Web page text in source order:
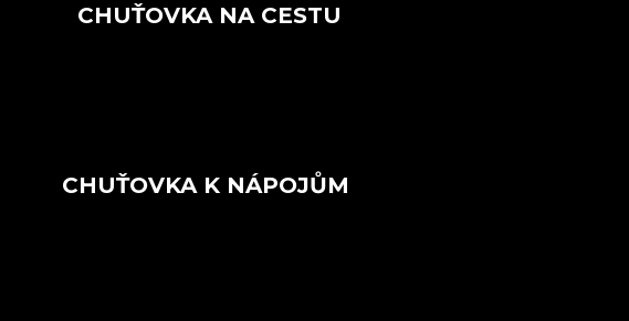
CHUŤOVKA NA CESTU
CHUŤOVKA K NÁPOJŮM